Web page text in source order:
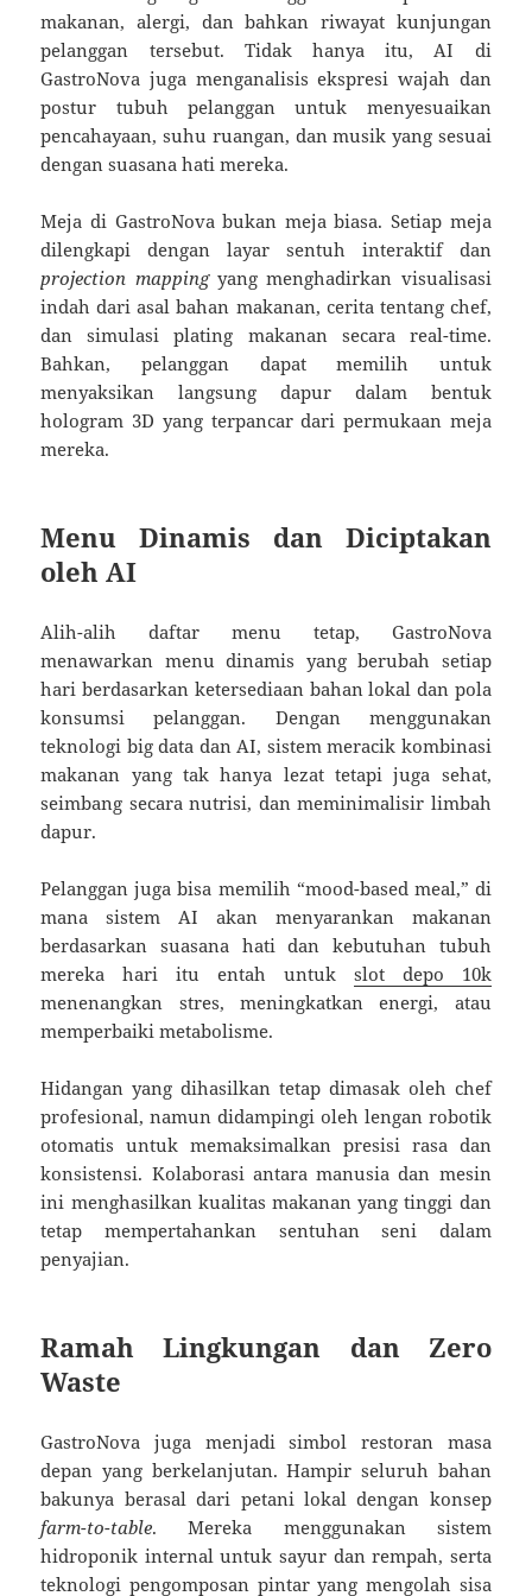
makanan, alergi, dan bahkan riwayat kunjungan
pelanggan tersebut. Tidak hanya itu, AI di
GastroNova juga menganalisis ekspresi wajah dan
postur tubuh pelanggan untuk menyesuaikan
pencahayaan, suhu ruangan, dan musik yang sesuai
dengan suasana hati mereka.
Meja di GastroNova bukan meja biasa. Setiap meja
dilengkapi dengan layar sentuh interaktif dan
projection mappingyang menghadirkan visualisasi
indah dari asal bahan makanan, cerita tentang chef,
dan simulasi plating makanan secara real-time.
Bahkan, pelanggan dapat memilih untuk
menyaksikan langsung dapur dalam bentuk
hologram 3D yang terpancar dari permukaan meja
mereka.
Menu Dinamis dan Diciptakan
oleh AI
Alih-alih daftar menu tetap, GastroNova
menawarkan menu dinamis yang berubah setiap
hari berdasarkan ketersediaan bahan lokal dan pola
konsumsi pelanggan. Dengan menggunakan
teknologi big data dan AI, sistem meracik kombinasi
makanan yang tak hanya lezat tetapi juga sehat,
seimbang secara nutrisi, dan meminimalisir limbah
dapur.
Pelanggan juga bisa memilih “mood-based meal,” di
mana sistem AI akan menyarankan makanan
berdasarkan suasana hati dan kebutuhan tubuh
mereka hari itu entah untuk slot depo 10k
menenangkan stres, meningkatkan energi, atau
memperbaiki metabolisme.
Hidangan yang dihasilkan tetap dimasak oleh chef
profesional, namun didampingi oleh lengan robotik
otomatis untuk memaksimalkan presisi rasa dan
konsistensi. Kolaborasi antara manusia dan mesin
ini menghasilkan kualitas makanan yang tinggi dan
tetap mempertahankan sentuhan seni dalam
penyajian.
Ramah Lingkungan dan Zero
Waste
GastroNova juga menjadi simbol restoran masa
depan yang berkelanjutan. Hampir seluruh bahan
bakunya berasal dari petani lokal dengan konsep
farm-to-table. Mereka menggunakan sistem
hidroponik internal untuk sayur dan rempah, serta
teknologi pengomposan pintar yang mengolah sisa